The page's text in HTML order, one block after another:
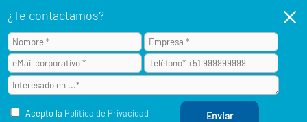
¿Te contactamos?
Acepto la Política de Privacidad
M